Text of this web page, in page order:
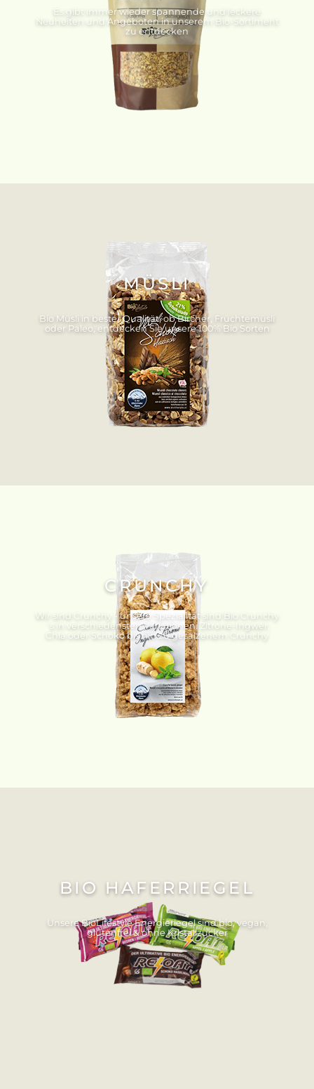
Es gibt immer wieder spannende und leckere
Neuheiten und Angeboten in unserem Bio-Sortiment
zu entdecken
MÜSLI
Bio Müsli in bester Qualität, ob Bircher, Früchtemüsli
oder Paleo, entdecken Sie unsere 100% Bio Sorten
CRUNCHY
Wir sind Crunchy - unsere Spezialität sind Bio Crunchy
´s in verschiedensten Variationen. Zitrone-Ingwer,
Chia oder Schoko bis hin zu gesalzenem Crunchy
BIO HAFERRIEGEL
Unsere BioLifestyle Energieriegel sind bio, vegan,
glutenfrei & ohne Kristallzucker